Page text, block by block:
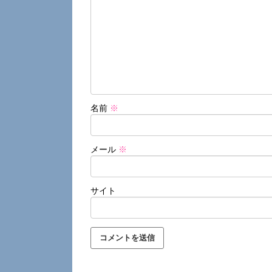
名前 ※
メール ※
サイト